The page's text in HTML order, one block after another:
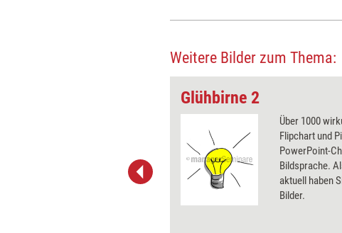
Weitere Bilder zum Thema:
Glühbirne 2
Über 1000
Flipchart und
PowerPoint-
Bildsprache.
aktuell haben
Bilder.